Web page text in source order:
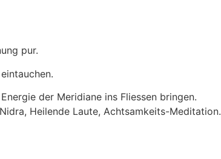
pur.
der Meridiane ins Fliessen bringen.
Heilende Laute, Achtsamkeits-Meditation.